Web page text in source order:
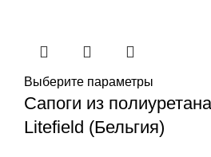
Выберите параметры
Сапоги из
Litefield (Бельгия)